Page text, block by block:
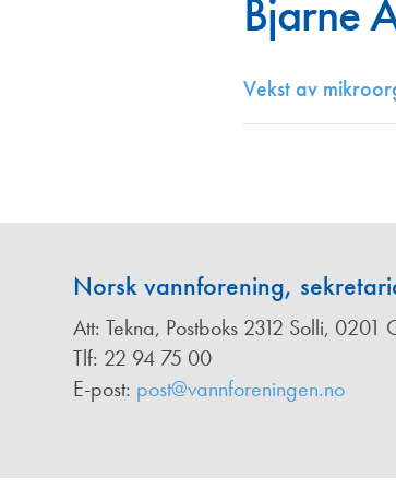
Bjarne
Vekst av
Norsk vannforening,
Att: Tekna, Postboks 2312 Solli, 0201
Tlf: 22 94 75 00
E-post: post@vannforeningen.no